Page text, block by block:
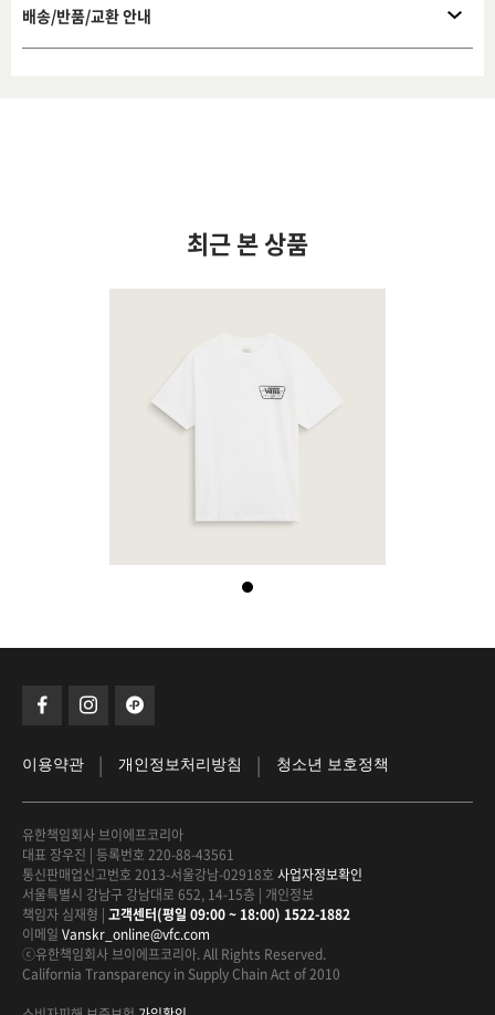
배송/반품/교환 안내
최근 본 상품
이용약관 | 개인정보처리방침 | 청소년 보호정책
유한책임회사 브이에프코리아
대표 장우진 | 등록번호 220-88-43561
통신판매업신고번호 2013-서울강남-02918호 사업자정보확인
서울특별시 강남구 강남대로 652, 14-15층 | 개인정보
책임자 심재형 | 고객센터(평일 09:00 ~ 18:00) 1522-1882
이메일 Vanskr_online@vfc.com
ⓒ유한책임회사 브이에프코리아. All Rights Reserved.
California Transparency in Supply Chain Act of 2010